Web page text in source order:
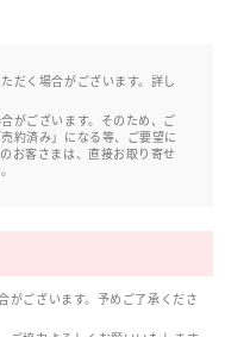
だく場合がございます。詳し
がございます。そのため、ご
約済み」になる等、ご要望に
お客さまは、直接お取り寄せ
がございます。予めご了承くださ